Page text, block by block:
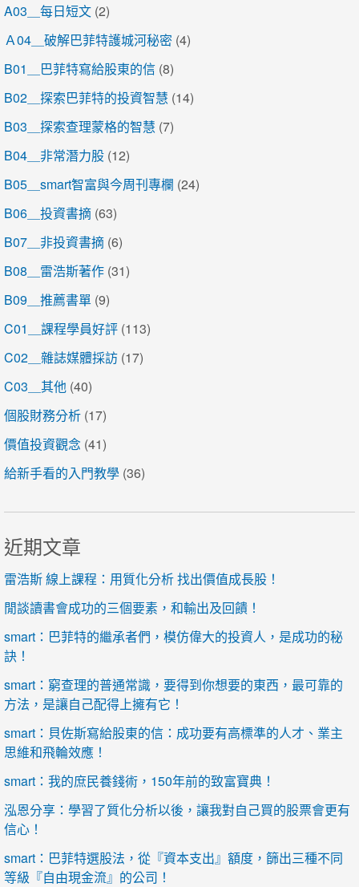
A03＿每日短文 (2)
Ａ04＿破解巴菲特護城河秘密 (4)
B01＿巴菲特寫給股東的信 (8)
B02＿探索巴菲特的投資智慧 (14)
B03＿探索查理蒙格的智慧 (7)
B04＿非常潛力股 (12)
B05＿smart智富與今周刊專欄 (24)
B06＿投資書摘 (63)
B07＿非投資書摘 (6)
B08＿雷浩斯著作 (31)
B09＿推薦書單 (9)
C01＿課程學員好評 (113)
C02＿雜誌媒體採訪 (17)
C03＿其他 (40)
個股財務分析 (17)
價值投資觀念 (41)
給新手看的入門教學 (36)
近期文章
雷浩斯 線上課程：用質化分析 找出價值成長股！
閒談讀書會成功的三個要素，和輸出及回饋！
smart：巴菲特的繼承者們，模仿偉大的投資人，是成功的秘
訣！
smart：窮查理的普通常識，要得到你想要的東西，最可靠的
方法，是讓自己配得上擁有它！
smart：貝佐斯寫給股東的信：成功要有高標準的人才、業主
思維和飛輪效應！
smart：我的庶民養錢術，150年前的致富寶典！
泓恩分享：學習了質化分析以後，讓我對自己買的股票會更有
信心！
smart：巴菲特選股法，從『資本支出』額度，篩出三種不同
等級『自由現金流』的公司！